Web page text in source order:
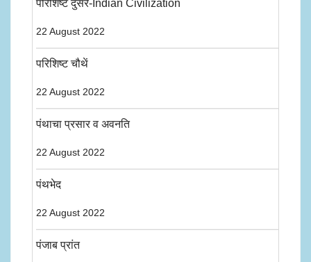
परिशिष्ट दुसरे-Indian Civilization
22 August 2022
परिशिष्ट चौथें
22 August 2022
पंथाचा प्रसार व अवनति
22 August 2022
पंथभेद
22 August 2022
पंजाब प्रांत